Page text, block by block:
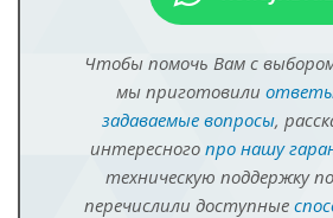
Чтобы помочь Вам с
мы приготовили
задаваемые вопросы,
интересного про нашу
техническую поддержку
перечислили доступные